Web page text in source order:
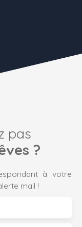
pas
?
à votre
mail !